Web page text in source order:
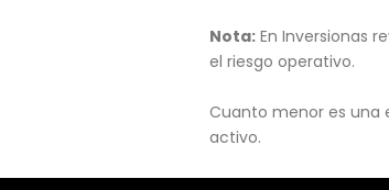
Nota: En Inversionas
el riesgo operativo.
Cuanto menor es una
activo.